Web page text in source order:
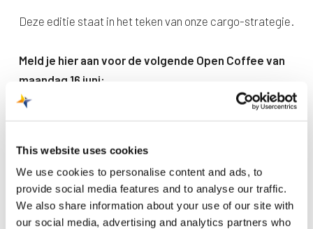
This website uses cookies
We use cookies to personalise content and ads, to
provide social media features and to analyse our traffic.
We also share information about your use of our site with
our social media, advertising and analytics partners who
Deze editie staat in het teken van onze cargo-strategie.
Meld je hier aan voor de volgende Open Coffee van
maandag 16 juni:
De aanmelding voor de Open Coffee is nu gesloten.